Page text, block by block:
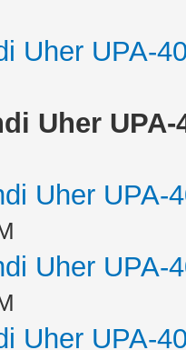
Uher UPA-
Uher
Uher UPA-
Uher UPA-
Uher UPA-